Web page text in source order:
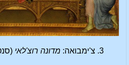
3. צ'ימבואה: מדונה רוצ'לאי